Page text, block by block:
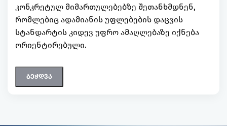
კონკრეტულ მიმართულებებზე შეთანხმდნენ,
რომლებიც ადამიანის უფლებების დაცვის
სტანდარტის კიდევ უფრო ამაღლებაზე იქნება
ორიენტირებული.